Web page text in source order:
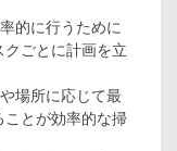
的に行うために
ごとに計画を立
場所に応じて最
ことが効率的な掃